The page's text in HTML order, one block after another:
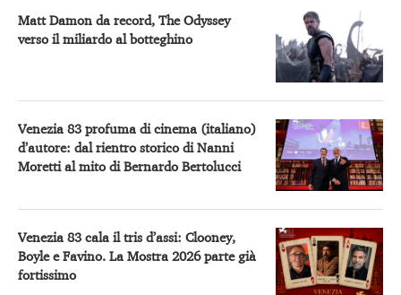
Matt Damon da record, The Odyssey
verso il miliardo al botteghino
Venezia 83 profuma di cinema (italiano)
d’autore: dal rientro storico di Nanni
Moretti al mito di Bernardo Bertolucci
Venezia 83 cala il tris d’assi: Clooney,
Boyle e Favino. La Mostra 2026 parte già
fortissimo